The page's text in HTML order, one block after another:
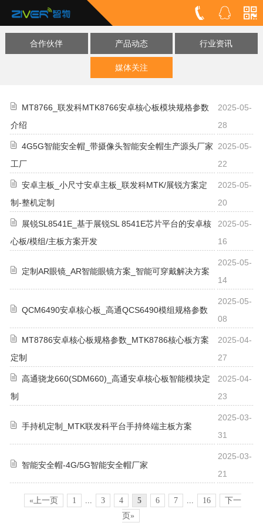
合作伙伴 产品动态 行业资讯
媒体关注
MT8766_联发科MTK8766安卓核心板模块规格参数
介绍
2025-05-
28
4G5G智能安全帽_带摄像头智能安全帽生产源头厂家
工厂
2025-05-
22
安卓主板_小尺寸安卓主板_联发科MTK/展锐方案定
制-整机定制
2025-05-
20
展锐SL8541E_基于展锐SL 8541E芯片平台的安卓核
心板/模组/主板方案开发
2025-05-
16
定制AR眼镜_AR智能眼镜方案_智能可穿戴解决方案
2025-05-
14
QCM6490安卓核心板_高通QCS6490模组规格参数
2025-05-
08
MT8786安卓核心板规格参数_MTK8786核心板方案
定制
2025-04-
27
高通骁龙660(SDM660)_高通安卓核心板智能模块定
制
2025-04-
23
手持机定制_MTK联发科平台手持终端主板方案
2025-03-
31
智能安全帽-4G/5G智能安全帽厂家
2025-03-
21
«上一页 1 3 4 5 6 7 16
下一
页»